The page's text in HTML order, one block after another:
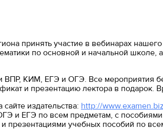
принять участие в вебинарах
по основной и начальной школе,
ВПР, КИМ, ЕГЭ и ОГЭ. Все мероприятия
и презентацию лектора в подарок.
издательства: http://
и ЕГЭ по всем предметам, с
и презентациями учебных пособий по